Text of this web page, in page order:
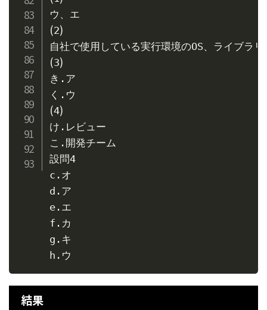
(2)
(3)
き.ア
(4)
け.レビュー
こ.開発チーム
設問4
c.オ
d.ア
e.エ
f.カ
g.キ
結果